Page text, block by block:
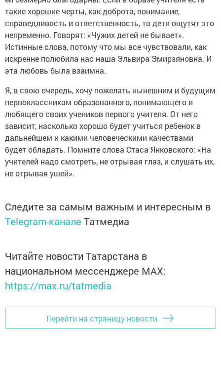
такие хорошие черты, как доброта, понимание,
справедливость и ответственность, то дети ощутят это
непременно. Говорят: «Чужих детей не бывает».
Истинные слова, потому что мы все чувствовали, как
искренне полюбила нас наша Эльвира Эмирзяновна. И
эта любовь была взаимна.
Я, в свою очередь, хочу пожелать нынешним и будущим
первоклассникам образованного, понимающего и
любящего своих учеников первого учителя. От него
зависит, насколько хорошо будет учиться ребенок в
дальнейшем и какими человеческими качествами
будет обладать. Помните слова Стаса Янковского: «На
учителей надо смотреть, не отрывая глаз, и слушать их,
не отрывая ушей».
Следите за самым важным и интересным в
Telegram-канале Татмедиа
Читайте новости Татарстана в
национальном мессенджере MАХ:
https://max.ru/tatmedia
Перейти на страницу новости